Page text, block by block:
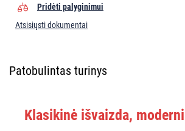
Pridėti palyginimui
Atsisiųsti dokumentai
Patobulintas turinys
Klasikinė išvaizda,